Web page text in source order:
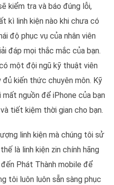
kiểm tra và báo đúng lỗi,
kì linh kiện nào khi chưa có
độ phục vụ của nhân viên
đáp mọi thắc mắc của bạn.
một đội ngũ kỹ thuật viên
đủ kiến thức chuyên môn. Kỹ
nguồn để iPhone của bạn
tiết kiệm thời gian cho bạn.
linh kiện mà chúng tôi sử
là linh kiện zin chính hãng
Phát Thành mobile để
tôi luôn luôn sẵn sàng phục